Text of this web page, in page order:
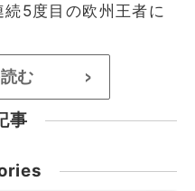
5度目の欧州王者に
む >
事